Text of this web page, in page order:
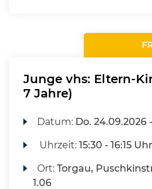
Junge vhs: Eltern-
7 Jahre)
Datum: Do. 24.09.2026 -
Uhrzeit:15:30 - 16:15 Uhr
Ort:Torgau,
1.06